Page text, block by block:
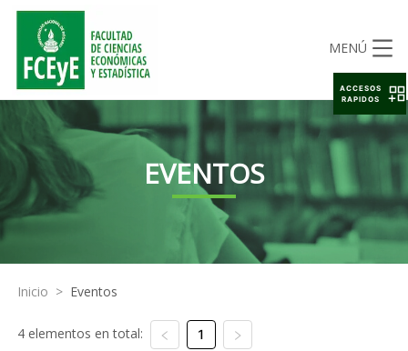
MENÚ
EVENTOS
Inicio > Eventos
4 elementos en total: 1
ACCESOS
RAPIDOS